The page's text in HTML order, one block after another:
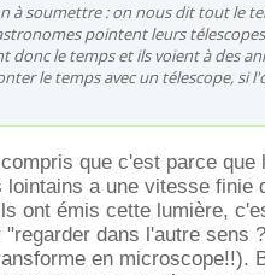
à soumettre : on nous dit tout le
pointent leurs
donc le temps et ils voient à des
le temps avec un télescope, si
que c'est parce
lointains a une vitesse
ont émis cette lumière,
dans l'autre sens
en microscope!!).